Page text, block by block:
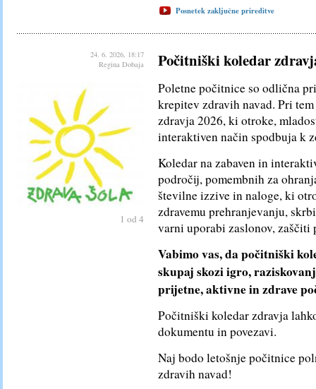
Posnetek zaključne prireditve
24. 6. 2026, 18:17
Regina Dobaja
1 od 4
Počitniški koledar
Poletne počitnice so odlična
krepitev zdravih navad. Pri
zdravja 2026, ki otroke,
interaktiven način spodbuja k
Koledar na zabaven in
področij, pomembnih za
številne izzive in naloge, ki
zdravemu prehranjevanju,
varni uporabi zaslonov,
Vabimo vas, da počitniški
skupaj skozi igro,
prijetne, aktivne in zdrave
Počitniški koledar zdravja
dokumentu in povezavi.
Naj bodo letošnje počitnice
zdravih navad!